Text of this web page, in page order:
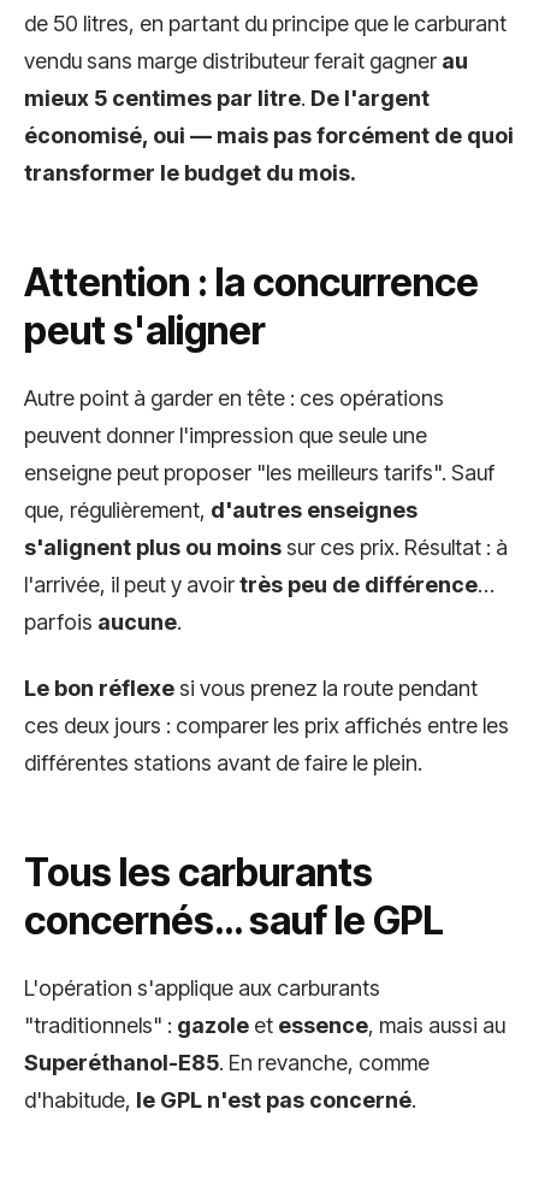
de 50 litres, en partant du principe que le carburant
vendu sans marge distributeur ferait gagner au
mieux 5 centimes par litre. De l'argent
économisé, oui — mais pas forcément de quoi
transformer le budget du mois.
Attention : la concurrence
peut s'aligner
Autre point à garder en tête : ces opérations
peuvent donner l'impression que seule une
enseigne peut proposer "les meilleurs tarifs". Sauf
que, régulièrement, d'autres enseignes
s'alignent plus ou moinssur ces prix. Résultat : à
l'arrivée, il peut y avoirtrès peu de différence…
parfois aucune.
Le bon réflexesi vous prenez la route pendant
ces deux jours : comparer les prix affichés entre les
différentes stations avant de faire le plein.
Tous les carburants
concernés… sauf le GPL
L'opération s'applique aux carburants
"traditionnels" : gazole et essence, mais aussi au
Superéthanol-E85. En revanche, comme
d'habitude, le GPL n'est pas concerné.